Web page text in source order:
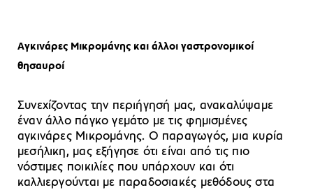
Αγκινάρες Μικρομάνης και άλλοι γαστρονομικοί
θησαυροί
Συνεχίζοντας την περιήγησή μας, ανακαλύψαμε
έναν άλλο πάγκο γεμάτο με τις φημισμένες
αγκινάρες Μικρομάνης. Ο παραγωγός, μια κυρία
μεσήλικη, μας εξήγησε ότι είναι από τις πιο
νόστιμες ποικιλίες που υπάρχουν και ότι
καλλιεργούνται με παραδοσιακές μεθόδους στα